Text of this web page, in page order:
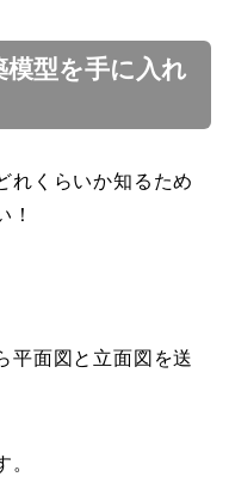
模型を手に入れ
れくらいか知るため
！
平面図と立面図を送
。